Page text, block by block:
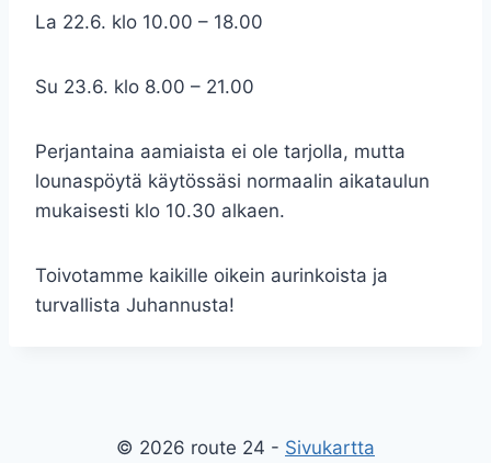
La 22.6. klo 10.00 – 18.00
Su 23.6. klo 8.00 – 21.00
Perjantaina aamiaista ei ole tarjolla, mutta
lounaspöytä käytössäsi normaalin aikataulun
mukaisesti klo 10.30 alkaen.
Toivotamme kaikille oikein aurinkoista ja
turvallista Juhannusta!
© 2026 route 24 - Sivukartta